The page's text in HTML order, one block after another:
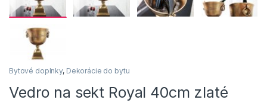
Bytové doplnky, Dekorácie do bytu
Vedro na sekt Royal 40cm zlaté